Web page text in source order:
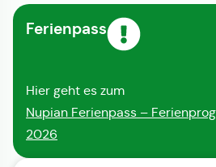
Ferienpass
Hier geht es zum
Nupian Ferienpass –
2026